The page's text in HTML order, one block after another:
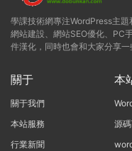
學課技術網專注WordPress主
網站建設、網站SEO優化、PC
件漢化，同時也會和大家分享一
關于
關于我們
本站服務
行業新聞
本
源